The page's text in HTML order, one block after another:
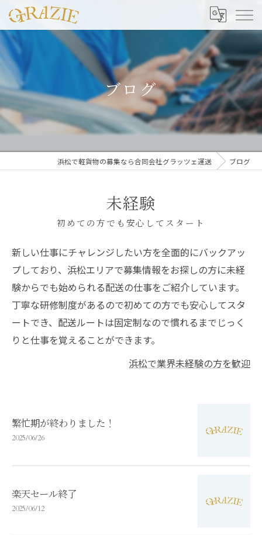
ブログ
浜松で軽貨物の募集なら合同会社グラッツェ運送 ブログ
未経験
初めての方でも安心してスタート
新しい仕事にチャレンジしたい方を全面的にバックアッ
プしており、浜松エリアで募集情報をお探しの方に未経
験からでも始められる配送の仕事をご紹介しています。
丁寧な研修制度があるので初めての方でも安心してスタ
ートでき、配送ルートは固定制なので慣れるまでじっく
りと仕事を覚えることができます。
浜松で業界未経験の方を歓迎
繁忙期が終わりました！
2025/06/26
楽天セール終了
2025/06/12